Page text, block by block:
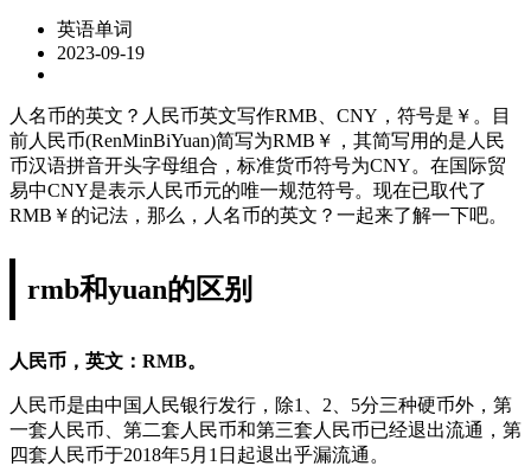
英语单词
2023-09-19
人名币的英文？人民币英文写作RMB、CNY，符号是￥。目
前人民币(RenMinBiYuan)简写为RMB￥，其简写用的是人民
币汉语拼音开头字母组合，标准货币符号为CNY。在国际贸
易中CNY是表示人民币元的唯一规范符号。现在已取代了
RMB￥的记法，那么，人名币的英文？一起来了解一下吧。
rmb和yuan的区别
人民币，英文：RMB。
人民币是由中国人民银行发行，除1、2、5分三种硬币外，第
一套人民币、第二套人民币和第三套人民币已经退出流通，第
四套人民币于2018年5月1日起退出乎漏流通。